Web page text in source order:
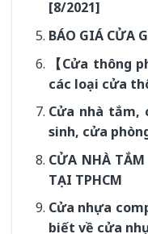
[8/2021]
BÁO GIÁ CỬA
【Cửa thông
các loại cửa
Cửa nhà tắm,
sinh, cửa
CỬA NHÀ
TẠI TPHCM
Cửa nhựa
biết về cửa